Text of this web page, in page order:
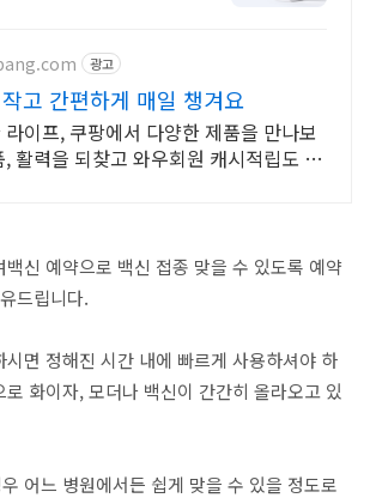
광고
고 간편하게 매일 챙겨요
이프, 쿠팡에서 다양한 제품을 만나보
활력을 되찾고 와우회원 캐시적립도 받
백신 예약으로 백신 접종 맞을 수 있도록 예약
드립니다.
시면 정해진 시간 내에 빠르게 사용하셔야 하
화이자, 모더나 백신이 간간히 올라오고 있
어느 병원에서든 쉽게 맞을 수 있을 정도로